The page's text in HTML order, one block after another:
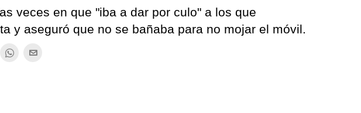
veces en que "iba a dar por culo" a los que
y aseguró que no se bañaba para no mojar el móvil.